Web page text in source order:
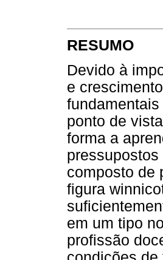
RESUMO
Devido à
e
ponto de
forma a
composto de
figura
em um tipo
profissão